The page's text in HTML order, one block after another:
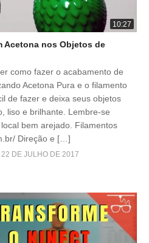
10:27
Acetona nos Objetos de
como fazer o acabamento de
Acetona Pura e o filamento
de fazer e deixa seus objetos
liso e brilhante. Lembre-se
bem arejado. Filamentos
Direção e […]
22 DE JULHO DE 2017